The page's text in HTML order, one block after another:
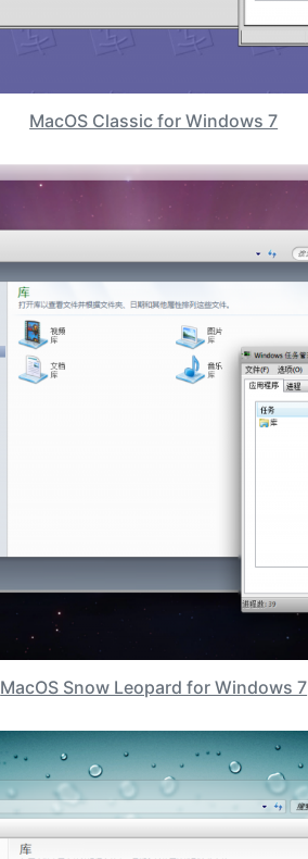
MacOS Classic for Windows 7
MacOS Snow Leopard for Windows 7